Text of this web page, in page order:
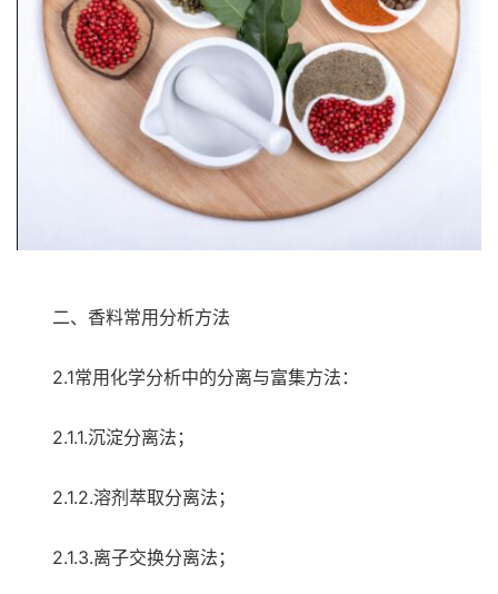
二、香料常用分析方法
2.1常用化学分析中的分离与富集方法：
2.1.1.沉淀分离法；
2.1.2.溶剂萃取分离法；
2.1.3.离子交换分离法；